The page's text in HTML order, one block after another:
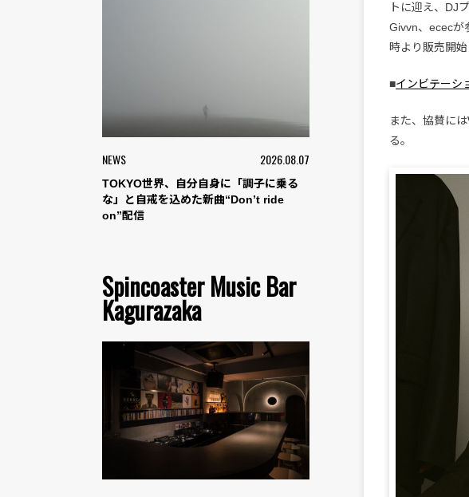
NEWS 2026.08.07
TOKYO世界、自分自身に「調子に乗る
な」と自戒を込めた新曲“Don’t ride
on”配信
Spincoaster Music Bar
Kagurazaka
トに迎え、DJ
Givvn、ececが
時より販売開
■インビテーシ
また、協賛に
る。